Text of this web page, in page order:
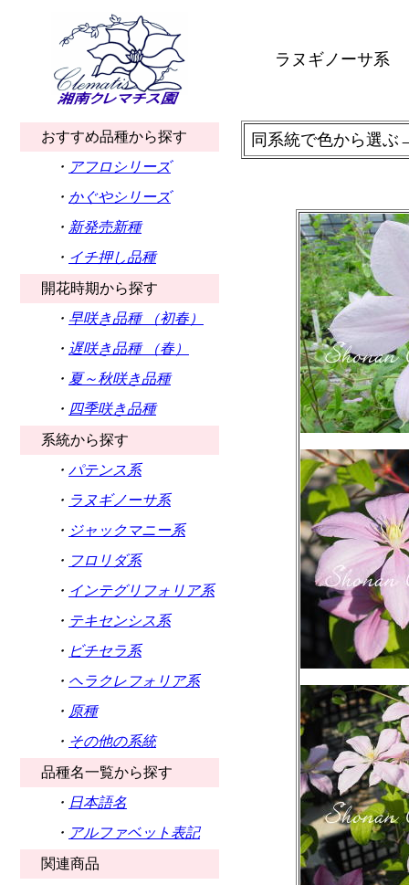
ラヌギノーサ系
おすすめ品種から探す
・ アフロシリーズ
・ かぐやシリーズ
・ 新発売新種
・ イチ押し品種
開花時期から探す
・ 早咲き品種 （初春）
・ 遅咲き品種 （春）
・ 夏～秋咲き品種
・ 四季咲き品種
系統から探す
・ パテンス系
・ ラヌギノーサ系
・ ジャックマニー系
・ フロリダ系
・ インテグリフォリア系
・ テキセンシス系
・ ビチセラ系
・ ヘラクレフォリア系
・ 原種
・ その他の系統
品種名一覧から探す
・ 日本語名
・ アルファベット表記
関連商品
同系統で色から選ぶ